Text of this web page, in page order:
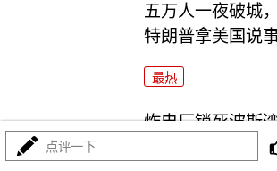
五万人一夜破城
特朗普拿美国说
最热
炸电厂锁死波斯
点评一下